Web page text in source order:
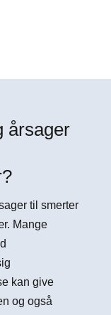
årsager
til smerter
Mange
kan give
og også